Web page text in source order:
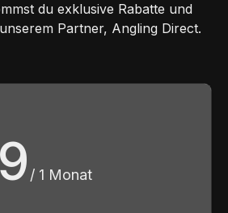
du exklusive Rabatte und
Partner, Angling Direct.
/ 1 Monat